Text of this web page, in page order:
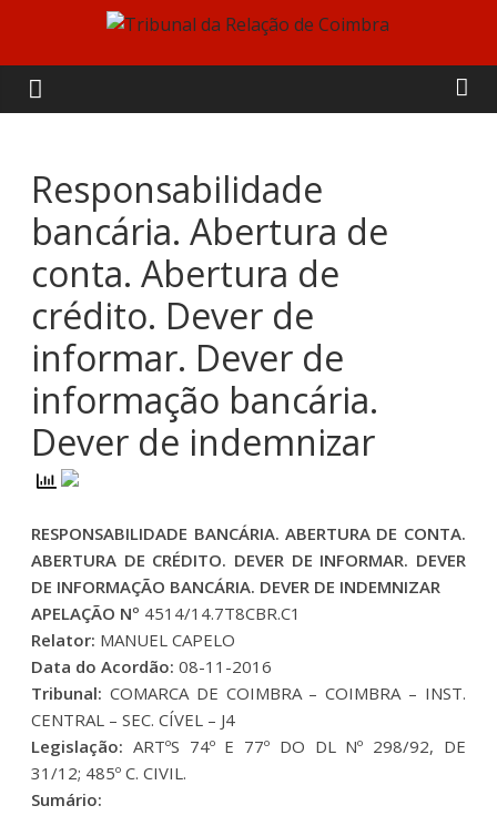
content
Tribunal
da
Relação
de
Coimbra
Responsabilidade
bancária. Abertura de
conta. Abertura de
crédito. Dever de
informar. Dever de
informação bancária.
Dever de indemnizar
RESPONSABILIDADE BANCÁRIA. ABERTURA DE CONTA.
ABERTURA DE CRÉDITO. DEVER DE INFORMAR. DEVER
DE INFORMAÇÃO BANCÁRIA. DEVER DE INDEMNIZAR
APELAÇÃO Nº 4514/14.7T8CBR.C1
Relator: MANUEL CAPELO
Data do Acordão: 08-11-2016
Tribunal: COMARCA DE COIMBRA – COIMBRA – INST.
CENTRAL – SEC. CÍVEL – J4
Legislação:ARTºS 74º E 77º DO DL Nº 298/92, DE
31/12; 485º C. CIVIL.
Sumário: